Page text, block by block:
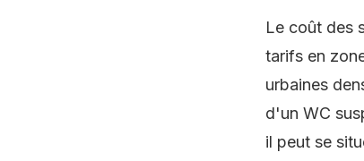
Le coût des
tarifs en
urbaines
d'un WC
il peut se